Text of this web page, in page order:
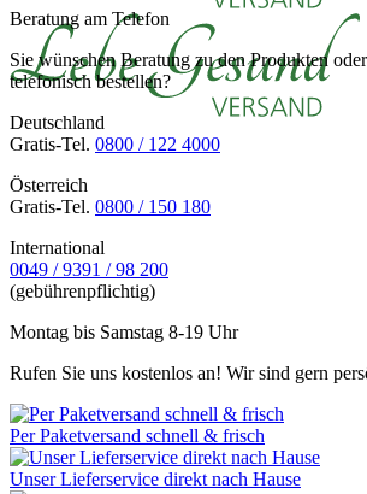
Beratung am Telefon
Sie wünschen Beratung zu den Produkten
telefonisch bestellen?
Deutschland
Gratis-Tel. 0800 / 122 4000
Österreich
Gratis-Tel. 0800 / 150 180
International
0049 / 9391 / 98 200
(gebührenpflichtig)
Montag bis Samstag 8-19 Uhr
Rufen Sie uns kostenlos an! Wir sind gern
Per Paketversand schnell & frisch
Unser Lieferservice direkt nach Hause